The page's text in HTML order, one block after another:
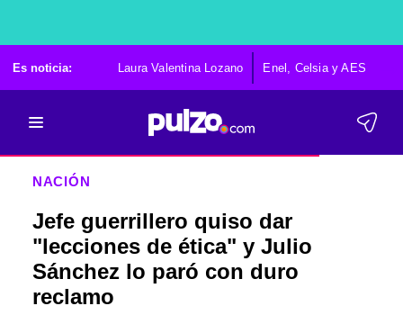
Es noticia: Laura Valentina Lozano Enel, Celsia y AES
NACIÓN
Jefe guerrillero quiso dar
"lecciones de ética" y Julio
Sánchez lo paró con duro
reclamo